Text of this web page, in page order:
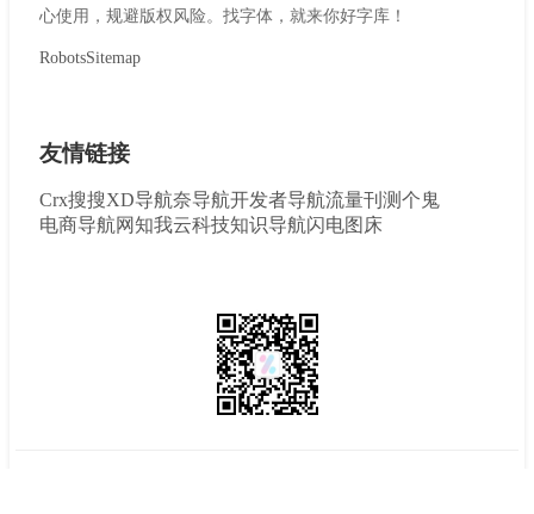
心使用，规避版权风险。找字体，就来你好字库！
RobotsSitemap
友情链接
Crx搜搜XD导航奈导航开发者导航流量刊 测个鬼
电商导航网知我云科技知识导航闪电图床